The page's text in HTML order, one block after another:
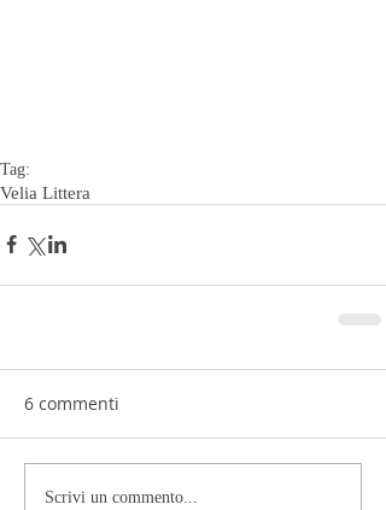
Tag:
Velia Littera
6 commenti
Scrivi un commento...